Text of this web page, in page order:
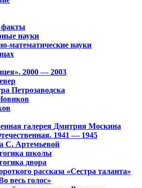
факты
науки
математические науки
2000 — 2003
Петрозаводска
галерея Дмитрия Москина
1941 — 1945
С. Артемьевой
школы
двора
рассказа «Сестра таланта»
весь голос»